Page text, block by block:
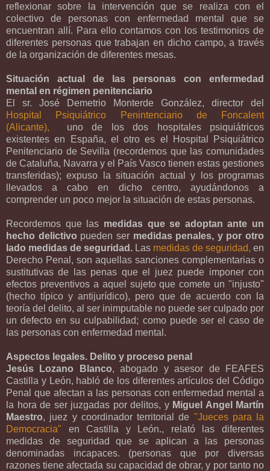
reflexionar sobre la intervención que se realiza con el
colectivo de personas con enfermedad mental que se
encuentran allí. Para ello contamos con los testimonios de
diferentes personas que trabajan en dicho campo, a través
de la organización de diferentes mesas.
Situación actual de las personas con enfermedad
mental en régimen penitenciario
El sr. José Demetrio Monterde González, director del
Hospital Psiquiátrico Penintenciario de Foncalent
(Alicante),
uno de los dos hospitales psiquiátricos
existentes en España, el otro es el Hospital Psiquiátrico
Penitenciario de Sevilla (recordemos que las comunidades
de Cataluña, Navarra y el País Vasco tienen estas gestiones
transferidas); expuso la situación actual y los programas
llevados a cabo en dicho centro, ayudándonos a
comprender un poco mejor la situación de estas personas.
Recordemos que las medidas que se adoptan ante un
hecho delictivo pueden ser medidas penales, y por otro
lado medidas de seguridad. Las medidas de seguridad, en
Derecho Penal, son aquellas sanciones complementarias o
sustitutivas de las penas que el juez puede imponer con
efectos preventivos a aquel sujeto que comete un "injusto"
(hecho típico y antijurídico), pero que de acuerdo con la
teoría del delito, al ser inimputable no puede ser culpado por
un defecto en su culpabilidad; como puede ser el caso de
las personas con enfermedad mental.
Aspectos legales. Delito y proceso penal
Jesús Lozano Blanco, abogado y asesor de FEAFES
Castilla y León, habló de los diferentes artículos del Código
Penal que afectan a las personas con enfermedad mental a
la hora de ser juzgadas por delitos, y Miguel Angel Martín
Maestro, juez y coordinador territorial de "Jueces para la
Democracia" en Castilla y León., relató las diferentes
medidas de seguridad que se aplican a las personas
denominadas incapaces. (personas que por diversas
razones tiene afectada su capacidad de obrar, y por tanto no